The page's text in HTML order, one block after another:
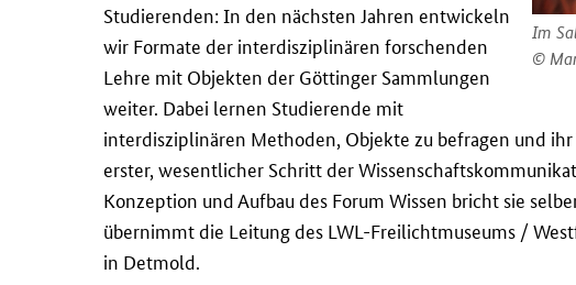
Im
Studierenden: In den nächsten Jahren entwickeln
wir Formate der interdisziplinären forschenden
Lehre mit Objekten der Göttinger Sammlungen
weiter. Dabei lernen Studierende mit
interdisziplinären Methoden, Objekte zu befragen und
erster, wesentlicher Schritt der
Konzeption und Aufbau des Forum Wissen bricht sie
übernimmt die Leitung des LWL-Freilichtmuseums /
in Detmold.